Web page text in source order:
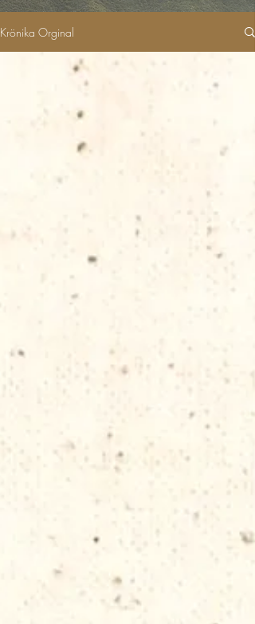
Krönika Orginal